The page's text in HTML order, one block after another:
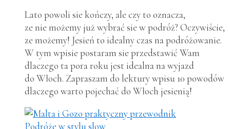
Lato powoli sie kończy, ale czy to oznacza,
ze nie możemy już wybrać sie w podróż? Oczywiście,
ze możemy! Jesień to idealny czas na podróżowanie.
W tym wpisie postaram sie przedstawić Wam
dlaczego ta pora roku jest idealna na wyjazd
do Włoch. Zapraszam do lektury wpisu 10 powodów
dlaczego warto pojechać do Włoch jesienią!
Podróże w stylu slow